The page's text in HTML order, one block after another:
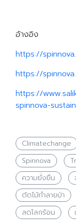
อ้างอิง
https://
https://
https://
spinnova-
Climatechange
Spinnova
ความยั่งยืน
ตัดไม้ทำลายป่า
ลดโลกร้อน